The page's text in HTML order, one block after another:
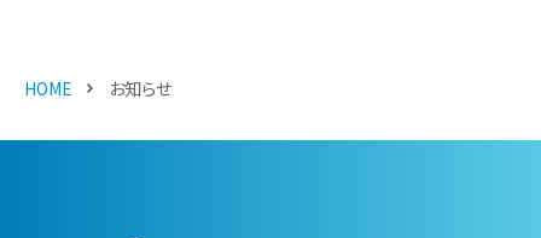
HOME お知らせ